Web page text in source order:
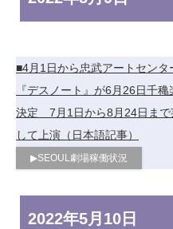
■4月1日から忠武アートセン
『デスノート』が6月26日千
決定 7月1日から8月24日まで
して上演（日本語記事）
▶︎SEOUL劇場稼働状況
2022年5月10日